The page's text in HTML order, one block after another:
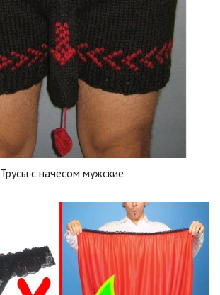
Трусы с начесом мужские